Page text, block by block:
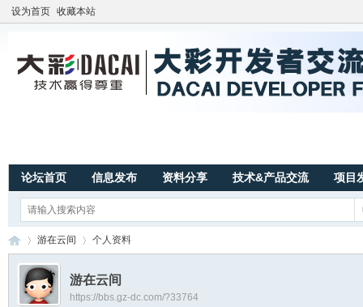
设为首页 收藏本站
论坛首页 信息发布 资料分享 技术&产品交流 项目
游在云间 个人资料
游在云间
https://bbs.gz-dc.com/?33764